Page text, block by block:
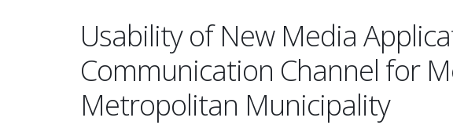
Usability of New Media
Communication Channel for
Metropolitan Municipality